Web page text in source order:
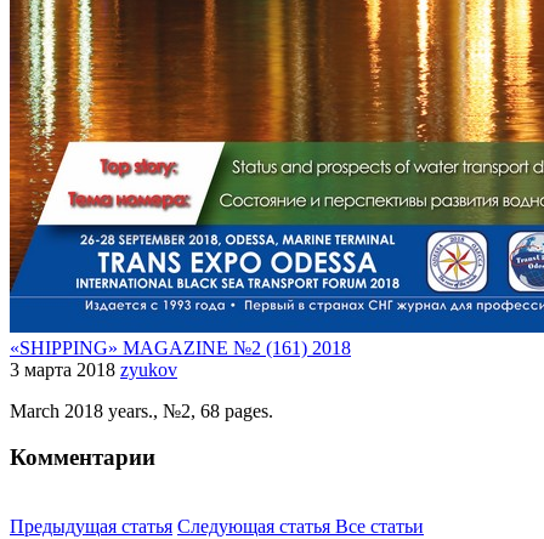
«SHIPPING» MAGAZINE №2 (161) 2018
3 марта 2018 zyukov
March 2018 years., №2, 68 pages.
Комментарии
Предыдущая статья Следующая статья Все статьи